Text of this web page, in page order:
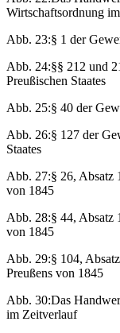
Wirtschaftsordnung
Abb. 23:§ 1 der
Abb. 24:§§ 212 und
Preußischen Staates
Abb. 25:§ 40 der
Abb. 26:§ 127 der
Staates
Abb. 27:§ 26, Absatz
von 1845
Abb. 28:§ 44, Absatz
von 1845
Abb. 29:§ 104,
Preußens von 1845
Abb. 30:Das
im Zeitverlauf